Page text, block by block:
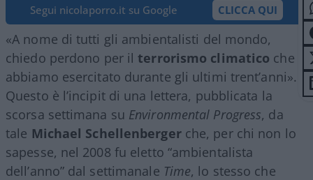
Segui nicolaporro.it su Google CLICCA QUI
«A nome di tutti gli ambientalisti del mondo,
chiedo perdono per ilterrorismo climatico che
abbiamo esercitato durante gli ultimi trent’anni».
Questo è l’incipit di una lettera, pubblicata la
scorsa settimana su Environmental Progress, da
tale Michael Schellenbergerche, per chi non lo
sapesse, nel 2008 fu eletto “ambientalista
dell’anno” dal settimanale Time, lo stesso che